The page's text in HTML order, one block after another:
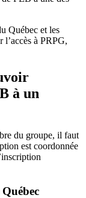
Québec et les
à PRPG,
à un
du groupe, il faut
est coordonnée